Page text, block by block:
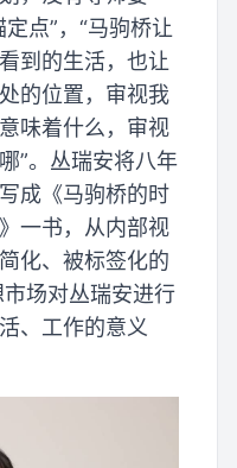
点”，“马驹桥让
到的生活，也让
的位置，审视我
味着什么，审视
”。丛瑞安将八年
成《马驹桥的时
一书，从内部视
化、被标签化的
市场对丛瑞安进行
、工作的意义